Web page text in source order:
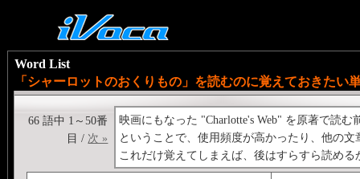
Word List
「シャーロットのおくりもの」を読むのに覚えておきたい
映画にもなった "Charlotte's Web" を原著で読
ということで、使用頻度が高かったり、他の
これだけ覚えてしまえば、後はすらすら読める
66 語中 1～50番
目 / 次 »